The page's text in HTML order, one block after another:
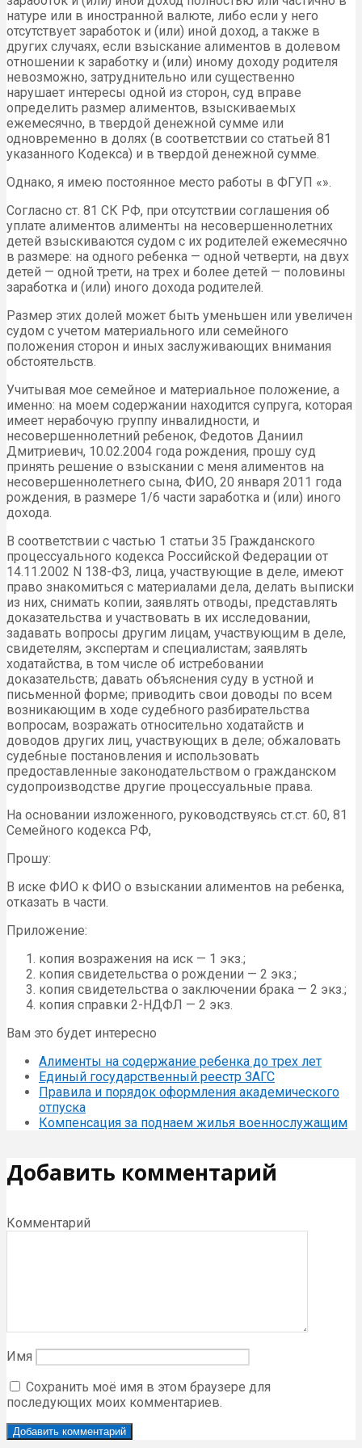
натуре или в иностранной валюте, либо если у него
отсутствует заработок и (или) иной доход, а также в
других случаях, если взыскание алиментов в долевом
отношении к заработку и (или) иному доходу родителя
невозможно, затруднительно или существенно
нарушает интересы одной из сторон, суд вправе
определить размер алиментов, взыскиваемых
ежемесячно, в твердой денежной сумме или
одновременно в долях (в соответствии со статьей 81
указанного Кодекса) и в твердой денежной сумме.
Однако, я имею постоянное место работы в ФГУП «».
Согласно ст. 81 СК РФ, при отсутствии соглашения об
уплате алиментов алименты на несовершеннолетних
детей взыскиваются судом с их родителей ежемесячно
в размере: на одного ребенка — одной четверти, на двух
детей — одной трети, на трех и более детей — половины
заработка и (или) иного дохода родителей.
Размер этих долей может быть уменьшен или увеличен
судом с учетом материального или семейного
положения сторон и иных заслуживающих внимания
обстоятельств.
Учитывая мое семейное и материальное положение, а
именно: на моем содержании находится супруга, которая
имеет нерабочую группу инвалидности, и
несовершеннолетний ребенок, Федотов Даниил
Дмитриевич, 10.02.2004 года рождения, прошу суд
принять решение о взыскании с меня алиментов на
несовершеннолетнего сына, ФИО, 20 января 2011 года
рождения, в размере 1/6 части заработка и (или) иного
дохода.
В соответствии с частью 1 статьи 35 Гражданского
процессуального кодекса Российской Федерации от
14.11.2002 N 138-ФЗ, лица, участвующие в деле, имеют
право знакомиться с материалами дела, делать выписки
из них, снимать копии, заявлять отводы, представлять
доказательства и участвовать в их исследовании,
задавать вопросы другим лицам, участвующим в деле,
свидетелям, экспертам и специалистам; заявлять
ходатайства, в том числе об истребовании
доказательств; давать объяснения суду в устной и
письменной форме; приводить свои доводы по всем
возникающим в ходе судебного разбирательства
вопросам, возражать относительно ходатайств и
доводов других лиц, участвующих в деле; обжаловать
судебные постановления и использовать
предоставленные законодательством о гражданском
судопроизводстве другие процессуальные права.
На основании изложенного, руководствуясь ст.ст. 60, 81
Семейного кодекса РФ,
Прошу:
В иске ФИО к ФИО о взыскании алиментов на ребенка,
отказать в части.
Приложение:
копия возражения на иск — 1 экз.;
копия свидетельства о рождении — 2 экз.;
копия свидетельства о заключении брака — 2 экз.;
копия справки 2-НДФЛ — 2 экз.
Вам это будет интересно
Алименты на содержание ребенка до трех лет
Единый государственный реестр ЗАГС
Правила и порядок оформления академического
отпуска
Компенсация за поднаем жилья военнослужащим
Добавить комментарий
Комментарий
Имя
Сохранить моё имя в этом браузере для
последующих моих комментариев.